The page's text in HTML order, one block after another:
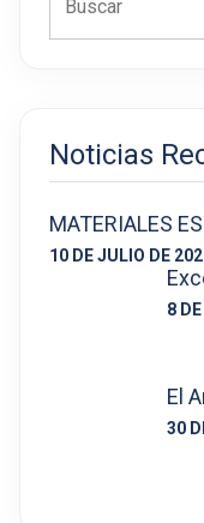
Noticias
MATERIALES
10 DE JULIO DE
8
El
30